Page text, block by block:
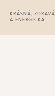
KRÁSNÁ, ZDRAVÁ
A ENERGICKÁ